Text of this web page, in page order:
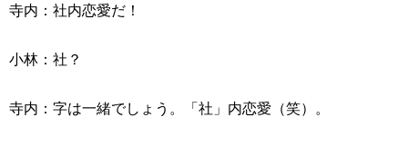
寺内：社内恋愛だ！
小林：社？
寺内：字は一緒でしょう。「社」内恋愛（笑）。